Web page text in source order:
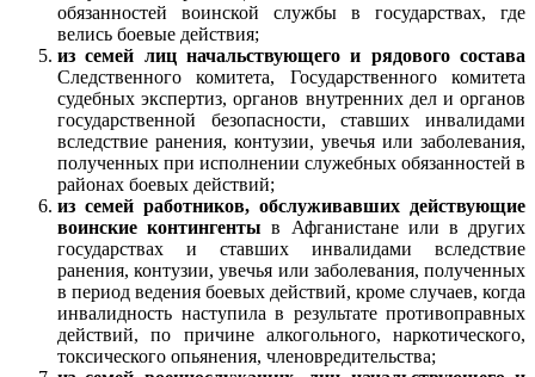
обязанностей воинской службы в государствах, где
велись боевые действия;
из семей лиц начальствующего и рядового состава
Следственного комитета, Государственного комитета
судебных экспертиз, органов внутренних дел и органов
государственной безопасности, ставших инвалидами
вследствие ранения, контузии, увечья или заболевания,
полученных при исполнении служебных обязанностей в
районах боевых действий;
из семей работников, обслуживавших действующие
воинские контингенты в Афганистане или в других
государствах и ставших инвалидами вследствие
ранения, контузии, увечья или заболевания, полученных
в период ведения боевых действий, кроме случаев, когда
инвалидность наступила в результате противоправных
действий, по причине алкогольного, наркотического,
токсического опьянения, членовредительства;